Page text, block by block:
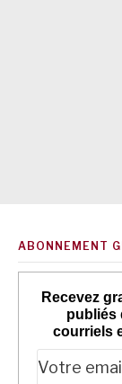
ABONNEMENT
Recevez
publiés
courriels